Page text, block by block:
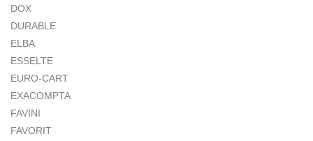
DOX
DURABLE
ELBA
ESSELTE
EURO-CART
EXACOMPTA
FAVINI
FAVORIT